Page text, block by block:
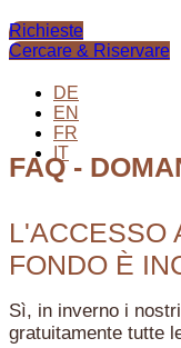
Richieste
Cercare & Riservare
DE
EN
FR
IT
FAQ -
L'ACCESSO
FONDO È
Sì, in inverno i
gratuitamente tutte